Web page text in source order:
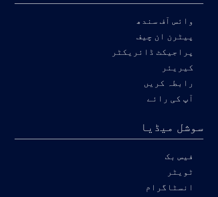
وائس آف سندھ
پیٹرن ان چیف
پراجیکٹ ڈائریکٹر
کیریئر
رابطہ کریں
آپ کی رائے
سوشل میڈیا
فیس بک
ٹویٹر
انسٹاگرام